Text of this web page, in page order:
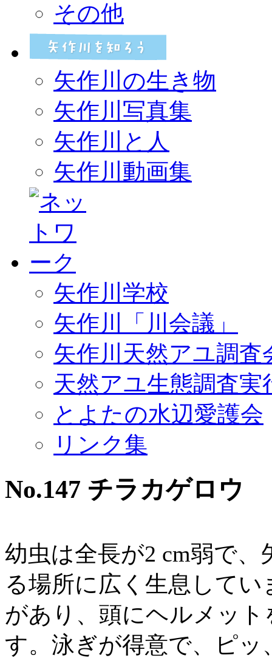
その他
矢作川の生き物
矢作川写真集
矢作川と人
矢作川動画集
矢作川学校
矢作川「川会議」
矢作川天然アユ調査
天然アユ生態調査実
とよたの水辺愛護会
リンク集
No.147 チラカゲロウ
幼虫は全長が2 cm弱で
る場所に広く生息して
があり、頭にヘルメッ
す。泳ぎが得意で、ピ